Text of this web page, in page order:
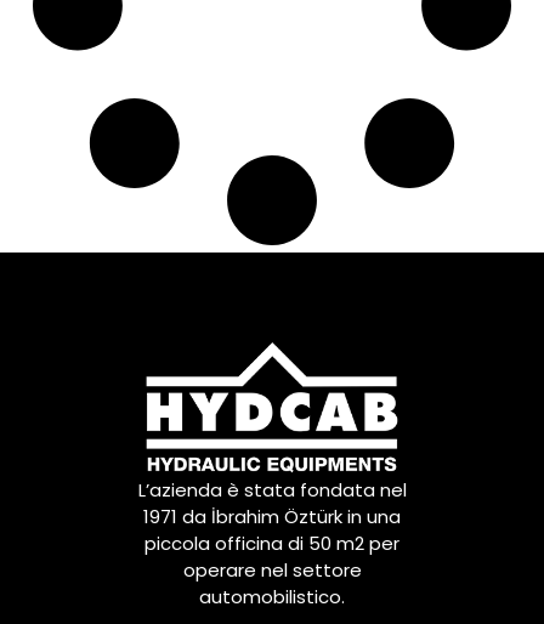
L’azienda è stata fondata nel
1971 da İbrahim Öztürk in una
piccola officina di 50 m2 per
operare nel settore
automobilistico.